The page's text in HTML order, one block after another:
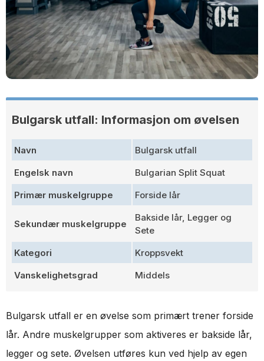
Bulgarsk utfall: Informasjon om øvelsen
Navn
Bulgarsk utfall
Engelsk navn
Bulgarian Split Squat
Primær muskelgruppe
Forside lår
Sekundær muskelgruppe
Bakside lår, Legger og
Sete
Kategori
Kroppsvekt
Vanskelighetsgrad
Middels
Bulgarsk utfall er en øvelse som primært trener forside
lår. Andre muskelgrupper som aktiveres er bakside lår,
legger og sete. Øvelsen utføres kun ved hjelp av egen